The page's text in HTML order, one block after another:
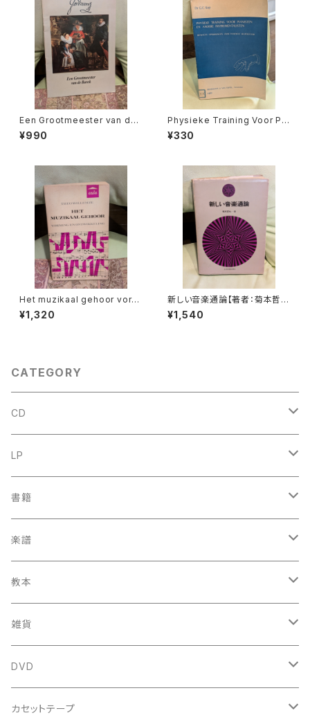
Een Grootmeester van de
barok【著者：Leona Detièg
e】出版社：不明 出版年不明
¥990
Physieke Training Voor Pia
nisten en Andere Instrume
ntalisten【著者：Dr.G.C.Kop】
¥330
Het muzikaal gehoor vormi
ng en ontwikkeling【著者：T
HEO WILLEMZE】出版社：UT
¥1,320
新しい音楽通論【著者：菊本哲
也】出版社：全音楽譜出版社 昭
和50年
¥1,540
CATEGORY
CD
古楽
中古CD
鍋島元子関連CD
古楽以外
中古CD
LP
古楽
中古LP
鍋島元子関連LP
古楽以外
中古LP
書籍
古楽関係
中古本
新古本
古楽以外
中古本
中古本
楽譜
古楽関係
スコア
鍵盤用
古楽以外
スコア
教本
古楽関係
古楽以外
雑貨
トートバッグ
バロック
DVD
古楽
カセットテープ